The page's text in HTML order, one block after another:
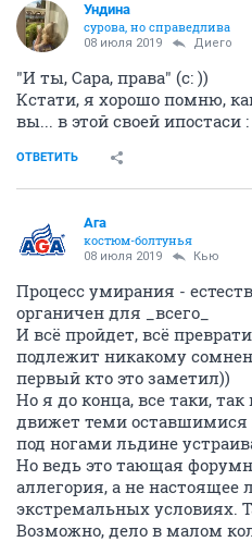
Ундинa
сурова, но справедлива
08 июля 2019 Диего
"И ты, Сара, права" (с: ))
Кстати, я хорошо помню,
вы... в этой своей ипостаси :
ОТВЕТИТЬ
Ага
костюм-болтунья
08 июля 2019 Кью
Процесс умирания -
органичен для _всего_
И всё пройдет, всё
подлежит никакому
первый кто это заметил))
Но я до конца, все таки,
движет теми
под ногами льдине
Но ведь это тающая
аллегория, а не настоящее
экстремальных условиях.
Возможно, дело в малом